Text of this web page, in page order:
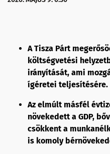
A Tisza Párt
költségvetési
irányítását, ami
ígéretei teljesítésére.
Az elmúlt másfél
növekedett a GDP,
csökkent a
is komoly